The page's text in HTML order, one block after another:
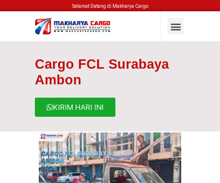
Selamat Datang di Makharya Cargo
Cargo FCL Surabaya
Ambon
KIRIM HARI INI